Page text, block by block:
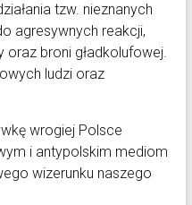
tzw. nieznanych
agresywnych reakcji,
oraz broni gładkolufowej.
ludzi oraz
wrogiej Polsce
i antypolskim mediom
wizerunku naszego